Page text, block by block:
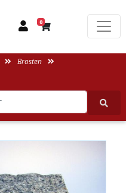
0
Brosten